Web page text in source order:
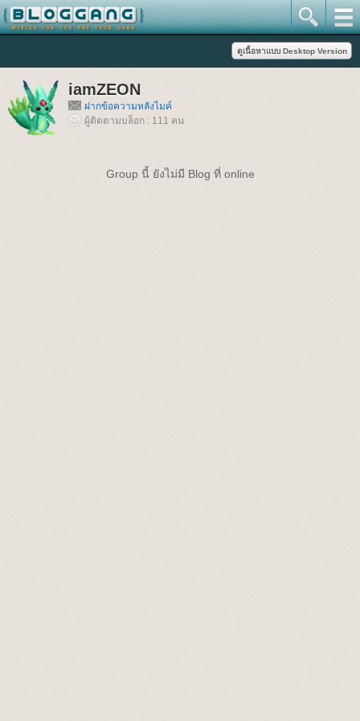
iamZEON
ฝากข้อความหลังไมค์
ผู้ติดตามบล็อก : 111 คน
Group นี้ ยังไม่มี Blog ที่ online